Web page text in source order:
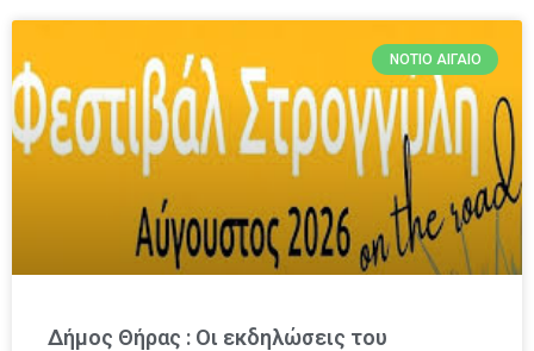
ΝΌΤΙΟ ΑΙΓΑΊΟ
Δήμος Θήρας : Οι εκδηλώσεις του